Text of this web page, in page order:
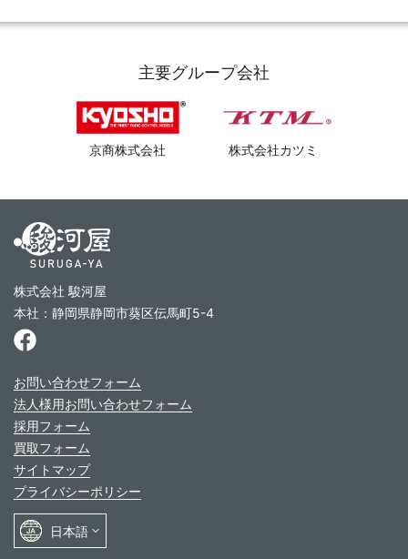
主要グループ会社
京商株式会社 株式会社カツミ
株式会社 駿河屋
本社：静岡県静岡市葵区伝馬町5-4
お問い合わせフォーム
法人様用お問い合わせフォーム
採用フォーム
買取フォーム
サイトマップ
プライバシーポリシー